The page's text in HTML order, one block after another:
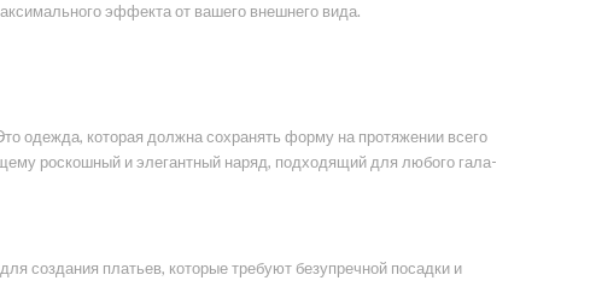
эффекта от вашего внешнего вида.
одежда, которая должна сохранять форму на протяжении всего
роскошный и элегантный наряд, подходящий для любого гала-
создания платьев, которые требуют безупречной посадки и